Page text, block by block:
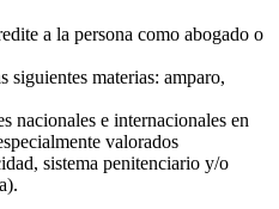
a la persona como abogado o
siguientes materias: amparo,
nacionales e internacionales en
valorados
sistema penitenciario y/o